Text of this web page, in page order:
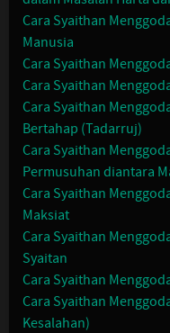
Cara Syaithan
Manusia
Cara Syaithan
Cara Syaithan
Cara Syaithan
Bertahap (Tadarruj)
Cara Syaithan
Permusuhan diantara
Cara Syaithan
Maksiat
Cara Syaithan
Syaitan
Cara Syaithan
Cara Syaithan
Kesalahan)